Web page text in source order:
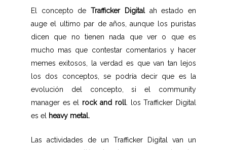
El concepto deTrafficker Digitalah estado en
auge el ultimo par de años, aunque los puristas
dicen que no tienen nada que ver o que es
mucho mas que contestar comentarios y hacer
memes exitosos, la verdad es que van tan lejos
los dos conceptos, se podría decir que es la
evolución del concepto, si el community
manager es el rock and roll. los Trafficker Digital
es el
heavy metal.
Las actividades de un Trafficker Digital van un